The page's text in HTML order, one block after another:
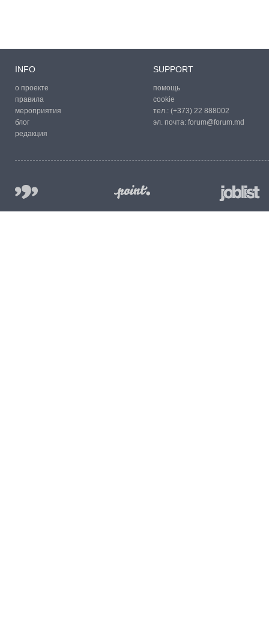
INFO
о проекте
правила
мероприятия
блог
редакция
SUPPORT
помощь
cookie
тел.: (+373) 22 888002
эл. почта: forum@forum.md